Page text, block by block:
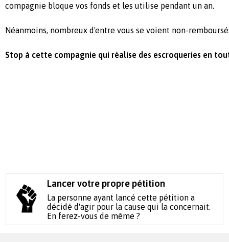
compagnie bloque vos fonds et les utilise pendant un an.
Néanmoins, nombreux d'entre vous se voient non-
Stop à cette compagnie qui réalise des escroqueries en
Lancer votre propre pétition
La personne ayant lancé cette pétition a
décidé d'agir pour la cause qui la concernait.
En ferez-vous de même ?